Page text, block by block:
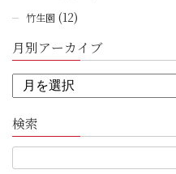
竹生園(12)
月別アーカイブ
検索